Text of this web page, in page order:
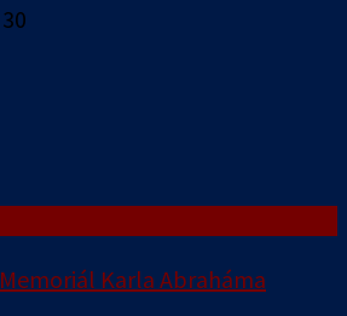
30
Memoriál Karla Abraháma